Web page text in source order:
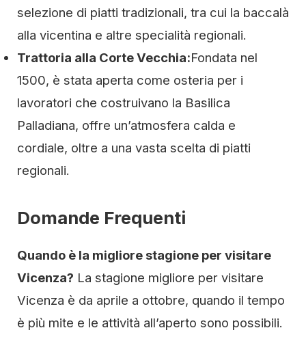
selezione di piatti tradizionali, tra cui la baccalà
alla vicentina e altre specialità regionali.
Trattoria alla Corte Vecchia:Fondata nel
1500, è stata aperta come osteria per i
lavoratori che costruivano la Basilica
Palladiana, offre un’atmosfera calda e
cordiale, oltre a una vasta scelta di piatti
regionali.
Domande Frequenti
Quando è la migliore stagione per visitare
Vicenza? La stagione migliore per visitare
Vicenza è da aprile a ottobre, quando il tempo
è più mite e le attività all’aperto sono possibili.